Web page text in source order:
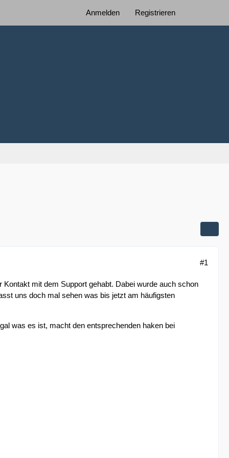
Anmelden Registrieren
#1
mit dem Support gehabt. Dabei wurde auch schon
uns doch mal sehen was bis jetzt am häufigsten
was es ist, macht den entsprechenden haken bei